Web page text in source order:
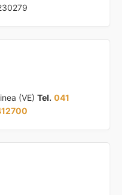
(VE) Tel. 041